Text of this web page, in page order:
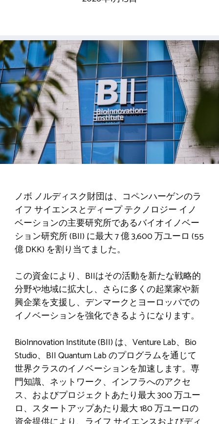
ノボ ノルディスク財団は、コペンハーゲンのラ
イフ サイエンスとディープ テクノロジー イノ
ベーションの主要研究所であるバイオイノベー
ション研究所 (BII) に最大 7 億 3,600 万ユーロ (55
億 DKK) を割り当てました。
この資金により、BIIはその活動を新たな戦略的
分野や地域に拡大し、さらに多くの起業家や新
興企業を支援し、デンマークとヨーロッパでの
イノベーションを強化できるようになります。
BioInnovation Institute (BII) は、Venture Lab、Bio
Studio、BII Quantum Lab のプログラムを通じて
世界クラスのイノベーションを加速します。専
門知識、ネットワーク、インフラへのアクセ
ス、およびプロジェクトあたり最大 300 万ユー
ロ、スタートアップあたり最大 180 万ユーロの